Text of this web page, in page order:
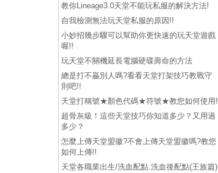
教你Lineage3.0天堂不能玩私服的解決方法!
自我檢測無法玩天堂私服的原因!!
小妙招幾步驟可以幫助你更快速的玩天堂遊戲
喔!!
玩天堂不關機延長電腦硬碟壽命的方法
總是打不贏別人嗎?看看天堂打架技巧教戰守
則吧!!
天堂打稱號★顏色代碼★符號★教您如何使用!
超骨灰級！這些天堂技巧你知道多少？又用過
多少？
怎麼上傳天堂盟徽?不會上傳天堂盟徽嗎?教您
如何上傳!!
天堂各職業出生/洗血配點.洗血後配點(王族篇)